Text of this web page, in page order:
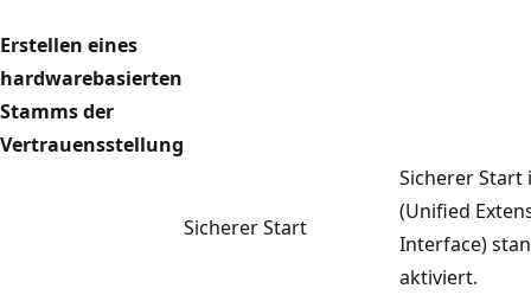
Erstellen eines
hardwarebasierten
Stamms der
Vertrauensstellung
Sicherer Start
Sicherer Start
(Unified
Interface)
aktiviert.